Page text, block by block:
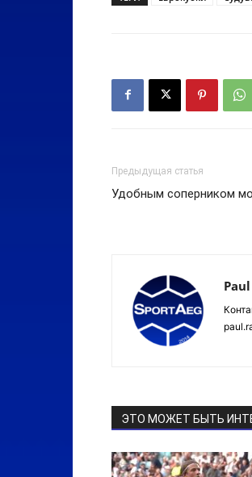
Предыдущая статья
Удобным соперником
ЭТО МОЖЕТ БЫТЬ